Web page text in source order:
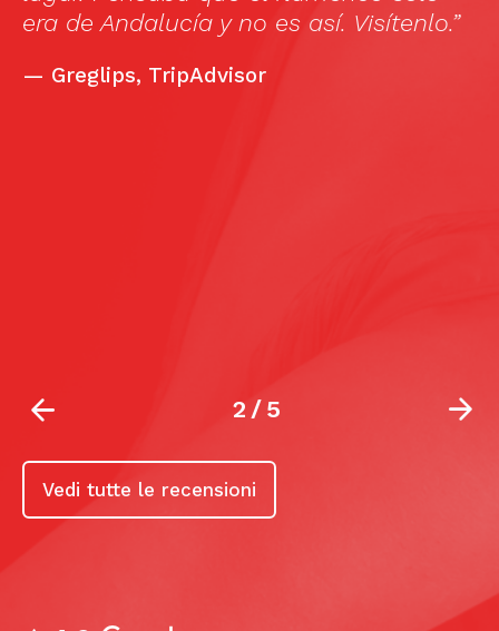
era de Andalucía y no es así. Visítenlo.”
— Greglips, TripAdvisor
2/5
Vedi tutte le recensioni